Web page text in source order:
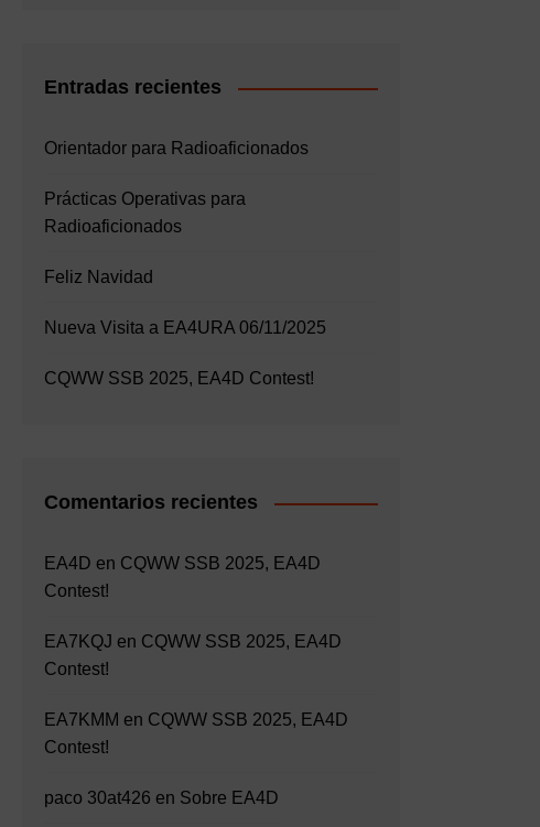
Entradas recientes
Orientador para Radioaficionados
Prácticas Operativas para
Radioaficionados
Feliz Navidad
Nueva Visita a EA4URA 06/11/2025
CQWW SSB 2025, EA4D Contest!
Comentarios recientes
EA4D en CQWW SSB 2025, EA4D
Contest!
EA7KQJ en CQWW SSB 2025, EA4D
Contest!
EA7KMM en CQWW SSB 2025, EA4D
Contest!
paco 30at426 en Sobre EA4D